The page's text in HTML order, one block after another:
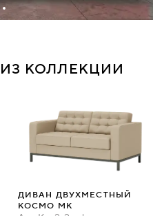
КОЛЛЕКЦИИ
ДИВАН ДВУХМЕСТНЫЙ
КОСМО МК